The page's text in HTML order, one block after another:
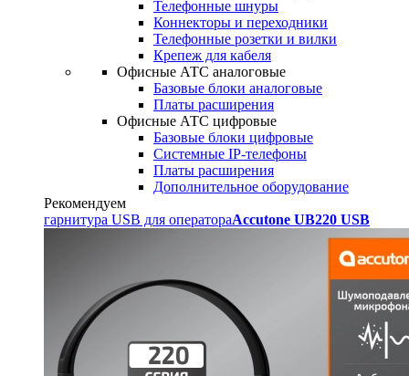
Телефонные шнуры
Коннекторы и переходники
Телефонные розетки и вилки
Крепеж для кабеля
Офисные АТС аналоговые
Базовые блоки аналоговые
Платы расширения
Офисные АТС цифровые
Базовые блоки цифровые
Системные IP-телефоны
Платы расширения
Дополнительное оборудование
Рекомендуем
гарнитура USB для оператораAccutone UB220 USB